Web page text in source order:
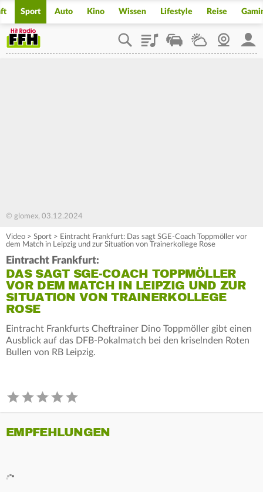
Sport Auto Kino Wissen Lifestyle Reise
PlaylistStaupilotWetterWebcam
© glomex, 03.12.2024
Video > Sport > Eintracht Frankfurt: Das sagt SGE-Coach Toppmöller vor
dem Match in Leipzig und zur Situation von Trainerkollege Rose
Eintracht Frankfurt:
DAS SAGT SGE-COACH TOPPMÖLLER
VOR DEM MATCH IN LEIPZIG UND ZUR
SITUATION VON TRAINERKOLLEGE
ROSE
Eintracht Frankfurts Cheftrainer Dino Toppmöller gibt einen
Ausblick auf das DFB-Pokalmatch bei den kriselnden Roten
Bullen von RB Leipzig.
EMPFEHLUNGEN